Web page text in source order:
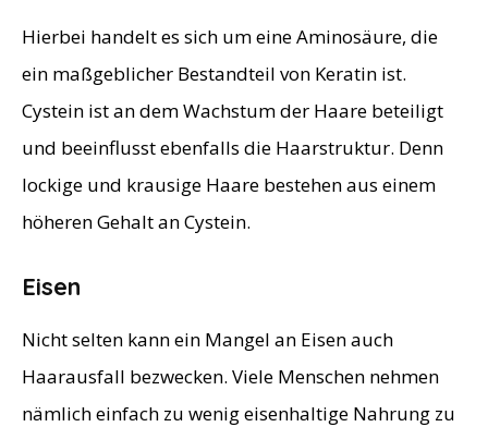
Hierbei handelt es sich um eine Aminosäure, die
ein maßgeblicher Bestandteil von Keratin ist.
Cystein ist an dem Wachstum der Haare beteiligt
und beeinflusst ebenfalls die Haarstruktur. Denn
lockige und krausige Haare bestehen aus einem
höheren Gehalt an Cystein.
Eisen
Nicht selten kann ein Mangel an Eisen auch
Haarausfall bezwecken. Viele Menschen nehmen
nämlich einfach zu wenig eisenhaltige Nahrung zu